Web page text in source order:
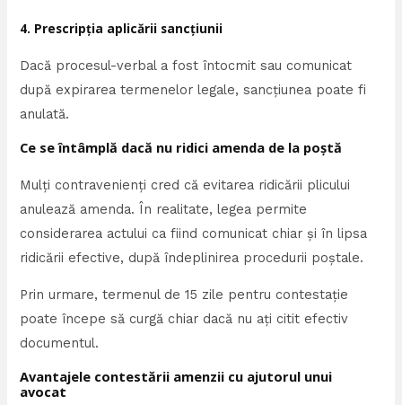
4. Prescripția aplicării sancțiunii
Dacă procesul-verbal a fost întocmit sau comunicat
după expirarea termenelor legale, sancțiunea poate fi
anulată.
Ce se întâmplă dacă nu ridici amenda de la poștă
Mulți contravenienți cred că evitarea ridicării plicului
anulează amenda. În realitate, legea permite
considerarea actului ca fiind comunicat chiar și în lipsa
ridicării efective, după îndeplinirea procedurii poștale.
Prin urmare, termenul de 15 zile pentru contestație
poate începe să curgă chiar dacă nu ați citit efectiv
documentul.
Avantajele contestării amenzii cu ajutorul unui
avocat